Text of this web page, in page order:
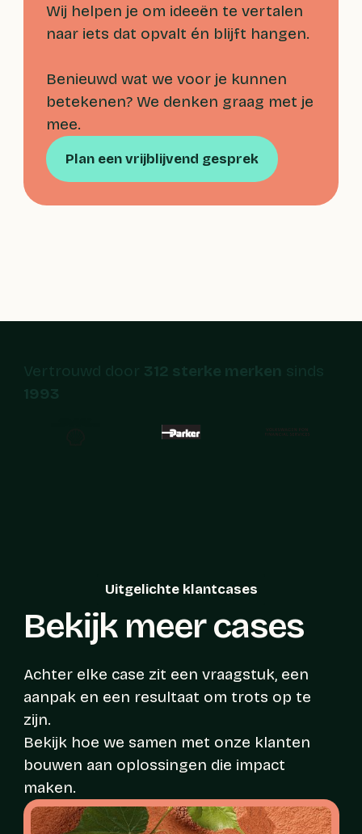
Wij helpen je om ideeën te vertalen
naar iets dat opvalt én blijft hangen.
Benieuwd wat we voor je kunnen
betekenen? We denken graag met je
mee.
Plan een vrijblijvend gesprek
Vertrouwd door 312 sterke merken
sinds
1993
Uitgelichte klantcases
Bekijk meer cases
Achter elke case zit een vraagstuk, een
aanpak en een resultaat om trots op te
zijn.
Bekijk hoe we samen met onze klanten
bouwen aan oplossingen die impact
maken.